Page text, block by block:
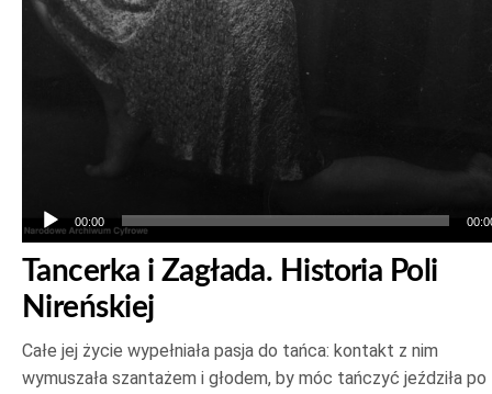
00:00
Tancerka i Zagłada. Historia Poli
Nireńskiej
Całe jej życie wypełniała pasja do tańca: kontakt z nim
wymuszała szantażem i głodem, by móc tańczyć jeździła po